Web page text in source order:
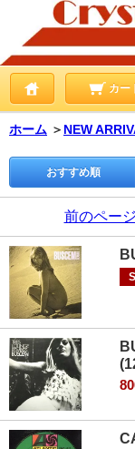
カー
ホーム ＞ NEW
おすすめ順
前のペー